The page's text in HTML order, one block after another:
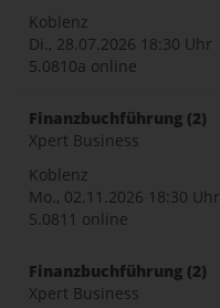
Koblenz
Di., 28.07.2026 18:30 Uhr
5.0810a online
Finanzbuchführung (2)
Xpert Business
Koblenz
Mo., 02.11.2026 18:30 Uhr
5.0811 online
Finanzbuchführung (2)
Xpert Business